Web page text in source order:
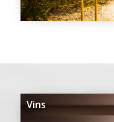
Vins